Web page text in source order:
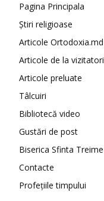
Pagina Principala
Știri religioase
Articole Ortodoxia.md
Articole de la vizitatori
Articole preluate
Tâlcuiri
Bibliotecă video
Gustări de post
Biserica Sfinta Treime
Contacte
Profețiile timpului